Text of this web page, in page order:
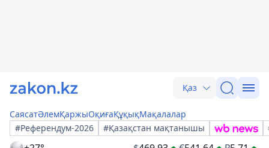
Қаз
СаясатӘлемҚаржыОқиғаҚұқықМақалалар
#Референдум-2026
#Қазақстан мақтанышы